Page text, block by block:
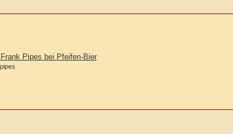
Pipes bei Pfeifen-Bier